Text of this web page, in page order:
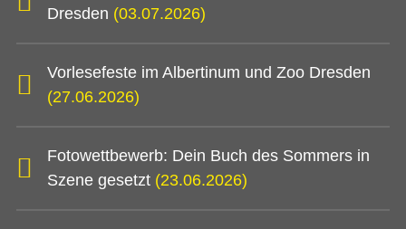
Dresden (03.07.2026)
Vorlesefeste im Albertinum und Zoo Dresden
(27.06.2026)
Fotowettbewerb: Dein Buch des Sommers in
Szene gesetzt (23.06.2026)